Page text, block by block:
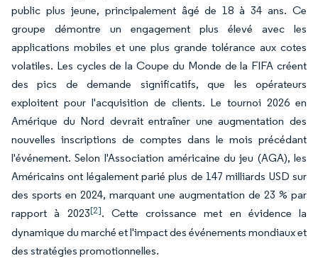
public plus jeune, principalement âgé de 18 à 34 ans. Ce
groupe démontre un engagement plus élevé avec les
applications mobiles et une plus grande tolérance aux cotes
volatiles. Les cycles de la Coupe du Monde de la FIFA créent
des pics de demande significatifs, que les opérateurs
exploitent pour l'acquisition de clients. Le tournoi 2026 en
Amérique du Nord devrait entraîner une augmentation des
nouvelles inscriptions de comptes dans le mois précédant
l'événement. Selon l'Association américaine du jeu (AGA), les
Américains ont légalement parié plus de 147 milliards USD sur
des sports en 2024, marquant une augmentation de 23 % par
rapport à 2023[2]. Cette croissance met en évidence la
dynamique du marché et l'impact des événements mondiaux et
des stratégies promotionnelles.